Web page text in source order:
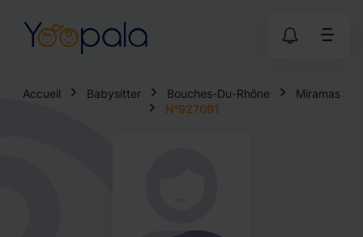
Accueil Babysitter Bouches-Du-Rhône
Miramas
N°927091